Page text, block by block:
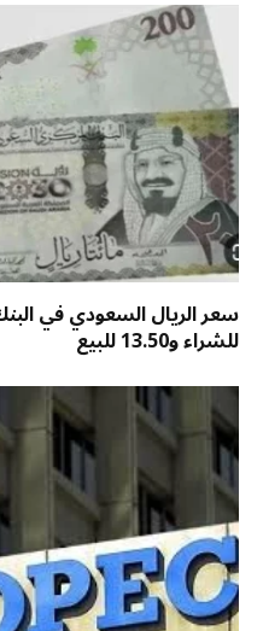
للشراء و13.50 للبيع